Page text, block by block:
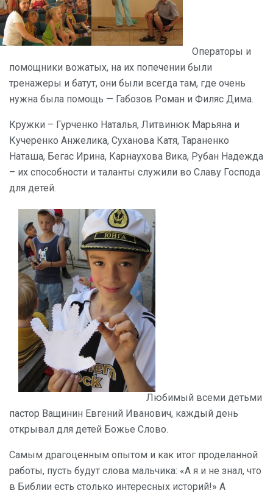
Операторы и
помощники вожатых, на их попечении были
тренажеры и батут, они были всегда там, где очень
нужна была помощь — Габозов Роман и Филяс Дима.
Кружки – Гурченко Наталья, Литвинюк Марьяна и
Кучеренко Анжелика, Суханова Катя, Тараненко
Наташа, Бегас Ирина, Карнаухова Вика, Рубан Надежда
– их способности и таланты служили во Славу Господа
для детей.
Любимый всеми детьми
пастор Ващинин Евгений Иванович, каждый день
открывал для детей Божье Слово.
Самым драгоценным опытом и как итог проделанной
работы, пусть будут слова мальчика: «А я и не знал, что
в Библии есть столько интересных историй!» А